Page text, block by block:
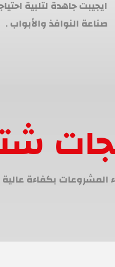
ايجيبت جاهدة لتلبية
صناعة النوافذ والأبواب .
المشروعات بكفاءة عالية